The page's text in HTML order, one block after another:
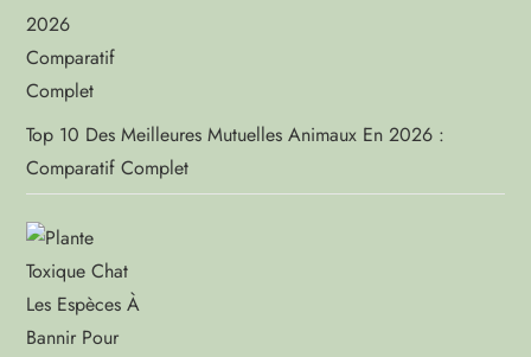
Top 10 Des Meilleures Mutuelles Animaux En 2026 :
Comparatif Complet